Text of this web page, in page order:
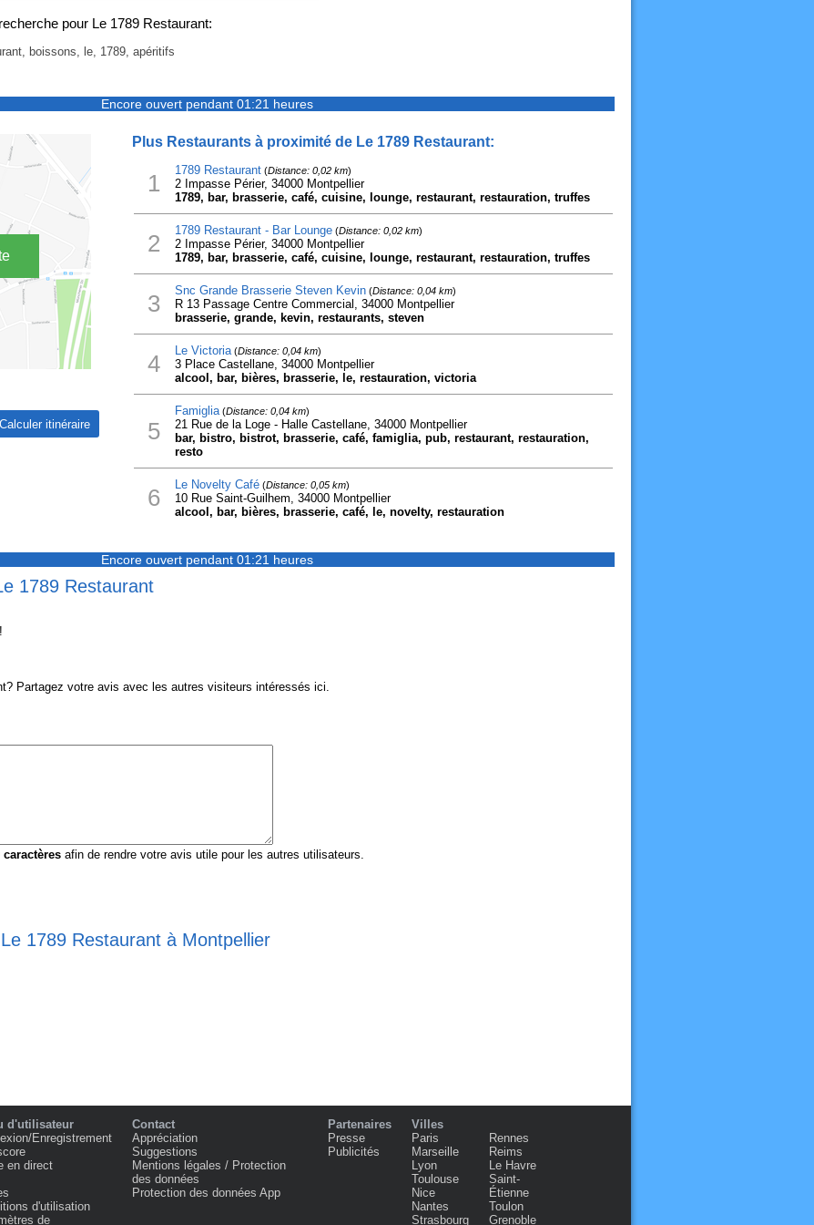
pour Le 1789 Restaurant:
boissons, le, 1789, apéritifs
Encore ouvert pendant 01:21 heures
Plus Restaurants à proximité de Le 1789 Restaurant:
1 1789 Restaurant(Distance: 0,02 km)
2 Impasse Périer, 34000 Montpellier
1789, bar, brasserie, café, cuisine, lounge, restaurant, restauration, truffes
2 1789 Restaurant - Bar Lounge(Distance: 0,02 km)
2 Impasse Périer, 34000 Montpellier
1789, bar, brasserie, café, cuisine, lounge, restaurant, restauration, truffes
3 Snc Grande Brasserie Steven Kevin(Distance: 0,04 km)
R 13 Passage Centre Commercial, 34000 Montpellier
brasserie, grande, kevin, restaurants, steven
4 Le Victoria(Distance: 0,04 km)
3 Place Castellane, 34000 Montpellier
alcool, bar, bières, brasserie, le, restauration, victoria
5
Famiglia(Distance: 0,04 km)
21 Rue de la Loge - Halle Castellane, 34000 Montpellier
bar, bistro, bistrot, brasserie, café, famiglia, pub, restaurant, restauration,
resto
6 Le Novelty Café(Distance: 0,05 km)
10 Rue Saint-Guilhem, 34000 Montpellier
alcool, bar, bières, brasserie, café, le, novelty, restauration
Encore ouvert pendant 01:21 heures
1789 Restaurant
Partagez votre avis avec les autres visiteurs intéressés ici.
caractèresafin de rendre votre avis utile pour les autres utilisateurs.
1789 Restaurant à Montpellier
d'utilisateur
Enregistrement
en direct
d'utilisation
de
Contact
Appréciation
Suggestions
Mentions légales / Protection
des données
Protection des données App
Partenaires
Presse
Publicités
Villes
Paris
Marseille
Lyon
Toulouse
Nice
Nantes
Strasbourg
Rennes
Reims
Le Havre
Saint-
Étienne
Toulon
Grenoble